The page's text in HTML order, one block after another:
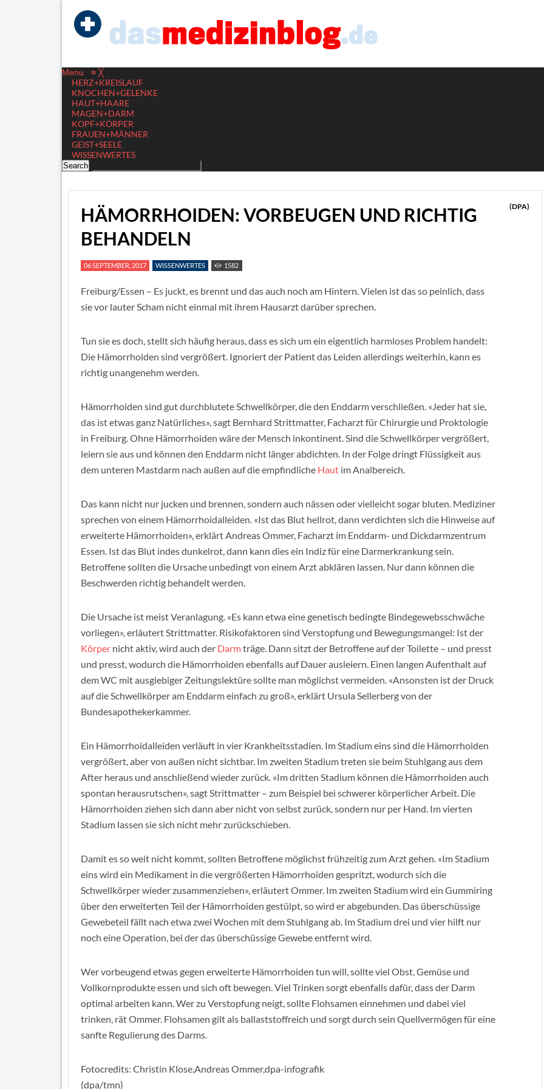
Menu ≡ ╳
HERZ+KREISLAUF
KNOCHEN+GELENKE
HAUT+HAARE
MAGEN+DARM
KOPF+KÖRPER
FRAUEN+MÄNNER
GEIST+SEELE
WISSENWERTES
HÄMORRHOIDEN: VORBEUGEN UND RICHTIG
BEHANDELN
(DPA)
06 SEPTEMBER, 2017 WISSENWERTES 1582
Freiburg/Essen – Es juckt, es brennt und das auch noch am Hintern. Vielen ist das so peinlich, dass
sie vor lauter Scham nicht einmal mit ihrem Hausarzt darüber sprechen.
Tun sie es doch, stellt sich häufig heraus, dass es sich um ein eigentlich harmloses Problem handelt:
Die Hämorrhoiden sind vergrößert. Ignoriert der Patient das Leiden allerdings weiterhin, kann es
richtig unangenehm werden.
Hämorrhoiden sind gut durchblutete Schwellkörper, die den Enddarm verschließen. «Jeder hat sie,
das ist etwas ganz Natürliches», sagt Bernhard Strittmatter, Facharzt für Chirurgie und Proktologie
in Freiburg. Ohne Hämorrhoiden wäre der Mensch inkontinent. Sind die Schwellkörper vergrößert,
leiern sie aus und können den Enddarm nicht länger abdichten. In der Folge dringt Flüssigkeit aus
dem unteren Mastdarm nach außen auf die empfindliche Haut im Analbereich.
Das kann nicht nur jucken und brennen, sondern auch nässen oder vielleicht sogar bluten. Mediziner
sprechen von einem Hämorrhoidalleiden. «Ist das Blut hellrot, dann verdichten sich die Hinweise auf
erweiterte Hämorrhoiden», erklärt Andreas Ommer, Facharzt im Enddarm- und Dickdarmzentrum
Essen. Ist das Blut indes dunkelrot, dann kann dies ein Indiz für eine Darmerkrankung sein.
Betroffene sollten die Ursache unbedingt von einem Arzt abklären lassen. Nur dann können die
Beschwerden richtig behandelt werden.
Die Ursache ist meist Veranlagung. «Es kann etwa eine genetisch bedingte Bindegewebsschwäche
vorliegen», erläutert Strittmatter. Risikofaktoren sind Verstopfung und Bewegungsmangel: Ist der
Körper nicht aktiv, wird auch der Darmträge. Dann sitzt der Betroffene auf der Toilette – und presst
und presst, wodurch die Hämorrhoiden ebenfalls auf Dauer ausleiern. Einen langen Aufenthalt auf
dem WC mit ausgiebiger Zeitungslektüre sollte man möglichst vermeiden. «Ansonsten ist der Druck
auf die Schwellkörper am Enddarm einfach zu groß», erklärt Ursula Sellerberg von der
Bundesapothekerkammer.
Ein Hämorrhoidalleiden verläuft in vier Krankheitsstadien. Im Stadium eins sind die Hämorrhoiden
vergrößert, aber von außen nicht sichtbar. Im zweiten Stadium treten sie beim Stuhlgang aus dem
After heraus und anschließend wieder zurück. «Im dritten Stadium können die Hämorrhoiden auch
spontan herausrutschen», sagt Strittmatter – zum Beispiel bei schwerer körperlicher Arbeit. Die
Hämorrhoiden ziehen sich dann aber nicht von selbst zurück, sondern nur per Hand. Im vierten
Stadium lassen sie sich nicht mehr zurückschieben.
Damit es so weit nicht kommt, sollten Betroffene möglichst frühzeitig zum Arzt gehen. «Im Stadium
eins wird ein Medikament in die vergrößerten Hämorrhoiden gespritzt, wodurch sich die
Schwellkörper wieder zusammenziehen», erläutert Ommer. Im zweiten Stadium wird ein Gummiring
über den erweiterten Teil der Hämorrhoiden gestülpt, so wird er abgebunden. Das überschüssige
Gewebeteil fällt nach etwa zwei Wochen mit dem Stuhlgang ab. Im Stadium drei und vier hilft nur
noch eine Operation, bei der das überschüssige Gewebe entfernt wird.
Wer vorbeugend etwas gegen erweiterte Hämorrhoiden tun will, sollte viel Obst, Gemüse und
Vollkornprodukte essen und sich oft bewegen. Viel Trinken sorgt ebenfalls dafür, dass der Darm
optimal arbeiten kann. Wer zu Verstopfung neigt, sollte Flohsamen einnehmen und dabei viel
trinken, rät Ommer. Flohsamen gilt als ballaststoffreich und sorgt durch sein Quellvermögen für eine
sanfte Regulierung des Darms.
Fotocredits: Christin Klose,Andreas Ommer,dpa-infografik
(dpa/tmn)